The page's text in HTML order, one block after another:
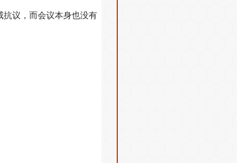
议，而会议本身也没有